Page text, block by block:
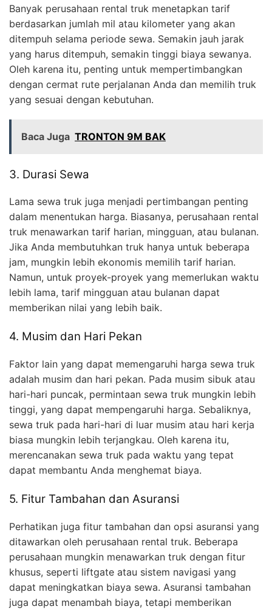
Banyak perusahaan rental truk menetapkan tarif
berdasarkan jumlah mil atau kilometer yang akan
ditempuh selama periode sewa. Semakin jauh jarak
yang harus ditempuh, semakin tinggi biaya sewanya.
Oleh karena itu, penting untuk mempertimbangkan
dengan cermat rute perjalanan Anda dan memilih truk
yang sesuai dengan kebutuhan.
Baca Juga TRONTON 9M BAK
3. Durasi Sewa
Lama sewa truk juga menjadi pertimbangan penting
dalam menentukan harga. Biasanya, perusahaan rental
truk menawarkan tarif harian, mingguan, atau bulanan.
Jika Anda membutuhkan truk hanya untuk beberapa
jam, mungkin lebih ekonomis memilih tarif harian.
Namun, untuk proyek-proyek yang memerlukan waktu
lebih lama, tarif mingguan atau bulanan dapat
memberikan nilai yang lebih baik.
4. Musim dan Hari Pekan
Faktor lain yang dapat memengaruhi harga sewa truk
adalah musim dan hari pekan. Pada musim sibuk atau
hari-hari puncak, permintaan sewa truk mungkin lebih
tinggi, yang dapat mempengaruhi harga. Sebaliknya,
sewa truk pada hari-hari di luar musim atau hari kerja
biasa mungkin lebih terjangkau. Oleh karena itu,
merencanakan sewa truk pada waktu yang tepat
dapat membantu Anda menghemat biaya.
5. Fitur Tambahan dan Asuransi
Perhatikan juga fitur tambahan dan opsi asuransi yang
ditawarkan oleh perusahaan rental truk. Beberapa
perusahaan mungkin menawarkan truk dengan fitur
khusus, seperti liftgate atau sistem navigasi yang
dapat meningkatkan biaya sewa. Asuransi tambahan
juga dapat menambah biaya, tetapi memberikan